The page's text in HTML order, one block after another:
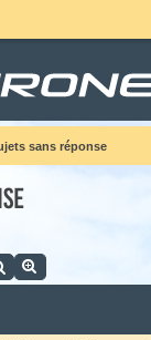
sans réponse
Rechercher